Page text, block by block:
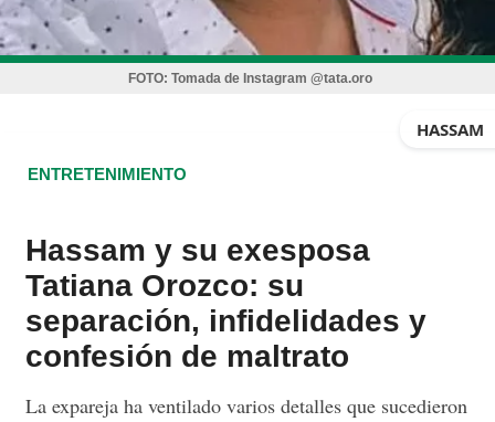
FOTO: Tomada de Instagram @tata.oro
HASSAM
ENTRETENIMIENTO
Hassam y su exesposa
Tatiana Orozco: su
separación, infidelidades y
confesión de maltrato
La expareja ha ventilado varios detalles que sucedieron